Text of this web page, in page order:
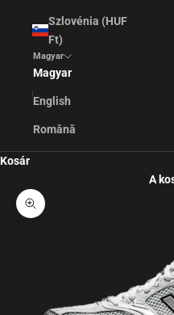
Szlovénia (HUF
Ft)
Magyar
Magyar
English
Română
Kosár
A